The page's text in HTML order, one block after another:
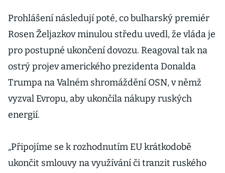
Prohlášení následují poté, co bulharský premiér
Rosen Željazkov minulou středu uvedl, že vláda je
pro postupné ukončení dovozu. Reagoval tak na
ostrý projev amerického prezidenta Donalda
Trumpa na Valném shromáždění OSN, v němž
vyzval Evropu, aby ukončila nákupy ruských
energií.
„Připojíme se k rozhodnutím EU krátkodobě
ukončit smlouvy na využívání či tranzit ruského